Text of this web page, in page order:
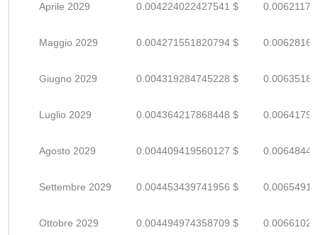
Aprile 2029 0.004224022427541 $
Maggio 2029 0.004271551820794 $
Giugno 2029 0.004319284745228 $
Luglio 2029 0.004364217868448 $
Agosto 2029 0.004409419560127 $
Settembre 2029 0.004453439741956 $
Ottobre 2029 0.004494974358709 $